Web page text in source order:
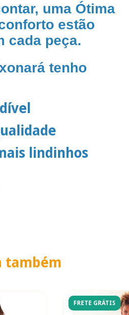
uma Ótima
estão
cada peça.
tenho
lindinhos
também
FRETE GRÁTIS